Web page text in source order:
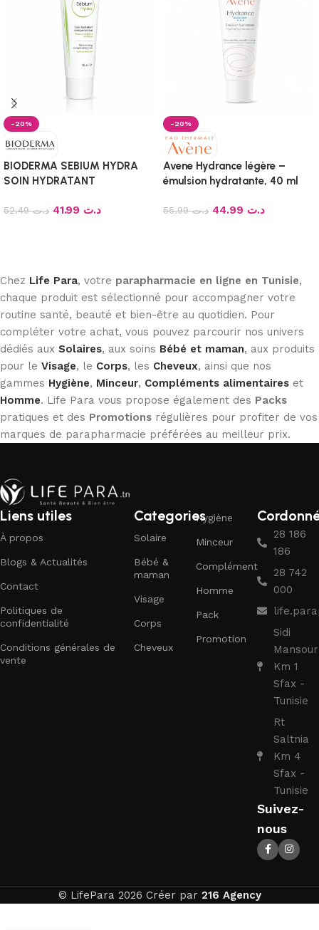
-20%
BIODERMA SEBIUM HYDRA
SOIN HYDRATANT
د.ت52.49 د.ت
-20%
Avene Hydrance légère –
émulsion hydratante, 40 ml
د.ت55.99 د.ت
Chez Life Para, votre parapharmacie en ligne en Tunisie,
chaque produit est sélectionné pour accompagner votre
routine santé, beauté et bien-être au quotidien. Pour
compléter votre achat, vous pouvez parcourir nos univers
dédiés aux Solaires, aux soins Bébé et maman, aux produits
pour le Visage, le Corps, les Cheveux, ainsi que nos
gammes Hygiène, Minceur, Compléments alimentaires et
Homme. Life Para vous propose également des Packs
pratiques et des Promotions régulières pour profiter de vos
marques de parapharmacie préférées au meilleur prix.
Liens utiles
À propos
Blogs & Actualités
Contact
Politiques de
confidentialité
Conditions générales de
vente
Categories
Solaire
Bébé &
maman
Visage
Corps
Cheveux
Hygiène
Minceur
Complément
Homme
Pack
Promotion
28 186
186
28 742
000
Sidi
Mansour
Km 1
Sfax -
Tunisie
Rt
Saltnia
Km 4
Sfax -
Tunisie
Suivez-
nous
© LifePara 2026 Créer par 216 Agency